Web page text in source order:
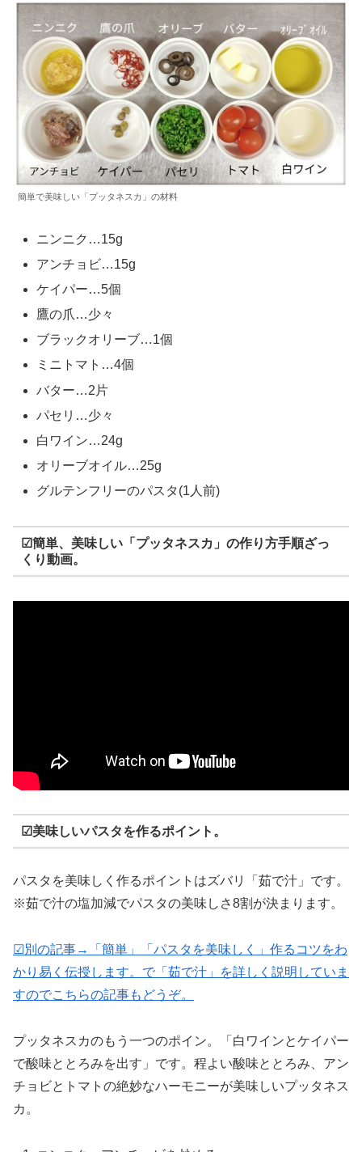
簡単で美味しい「プッタネスカ」の材料
ニンニク…15g
アンチョビ…15g
ケイパー…5個
鷹の爪…少々
ブラックオリーブ…1個
ミニトマト…4個
バター…2片
パセリ…少々
白ワイン…24g
オリーブオイル…25g
グルテンフリーのパスタ(1人前)
☑簡単、美味しい「プッタネスカ」の作り方手順ざっ
くり動画。
☑美味しいパスタを作るポイント。
パスタを美味しく作るポイントはズバリ「茹で汁」です。
※茹で汁の塩加減でパスタの美味しさ8割が決まります。
☑別の記事→「簡単」「パスタを美味しく」作るコツをわ
かり易く伝授します。で「茹で汁」を詳しく説明していま
すのでこちらの記事もどうぞ。
プッタネスカのもう一つのポイン。「白ワインとケイパー
で酸味ととろみを出す」です。程よい酸味ととろみ、アン
チョビとトマトの絶妙なハーモニーが美味しいプッタネス
カ。